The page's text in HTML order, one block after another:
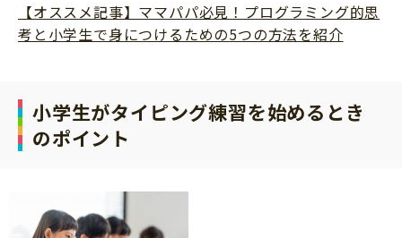
【オススメ記事】ママパパ必見！プログラミング的思
考と小学生で身につけるための5つの方法を紹介
小学生がタイピング練習を始めるとき
のポイント